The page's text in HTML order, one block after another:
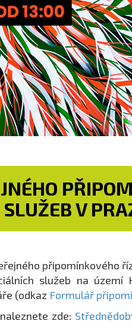
V
připomínkového
služeb na území
(odkaz Formulář
zde: